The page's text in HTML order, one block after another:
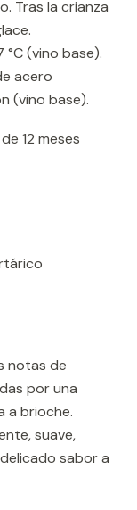
Tras la crianza
°C (vino base).
acero
(vino base).
12 meses
notas de
por una
a brioche.
suave,
sabor a